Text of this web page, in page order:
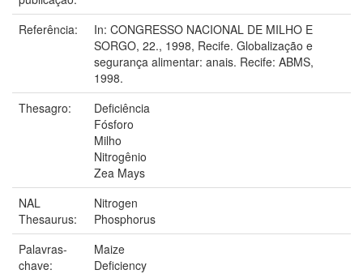
Referência:
In: CONGRESSO NACIONAL DE MILHO E
SORGO, 22., 1998, Recife. Globalização e
segurança alimentar: anais. Recife: ABMS,
1998.
Thesagro:
Deficiência
Fósforo
Milho
Nitrogênio
Zea Mays
NAL
Thesaurus:
Nitrogen
Phosphorus
Palavras-
chave:
Maize
Deficiency